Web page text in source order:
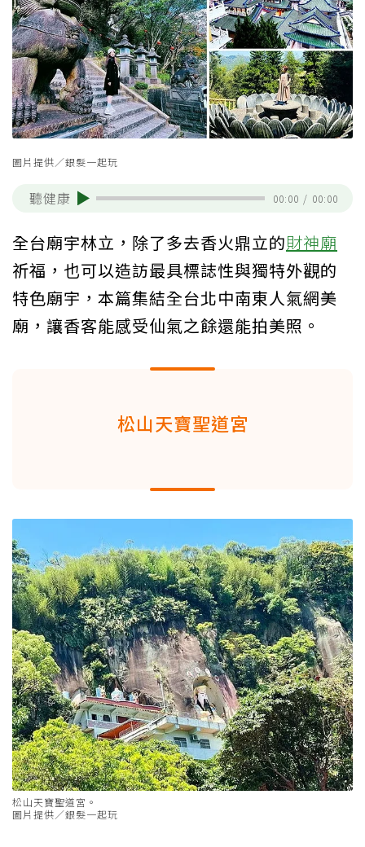
圖片提供／銀髮一起玩
聽健康 00:00 / 00:00
全台廟宇林立，除了多去香火鼎立的財神廟
祈福，也可以造訪最具標誌性與獨特外觀的
特色廟宇，本篇集結全台北中南東人氣網美
廟，讓香客能感受仙氣之餘還能拍美照。
松山天寶聖道宮
松山天寶聖道宮。
圖片提供／銀髮一起玩